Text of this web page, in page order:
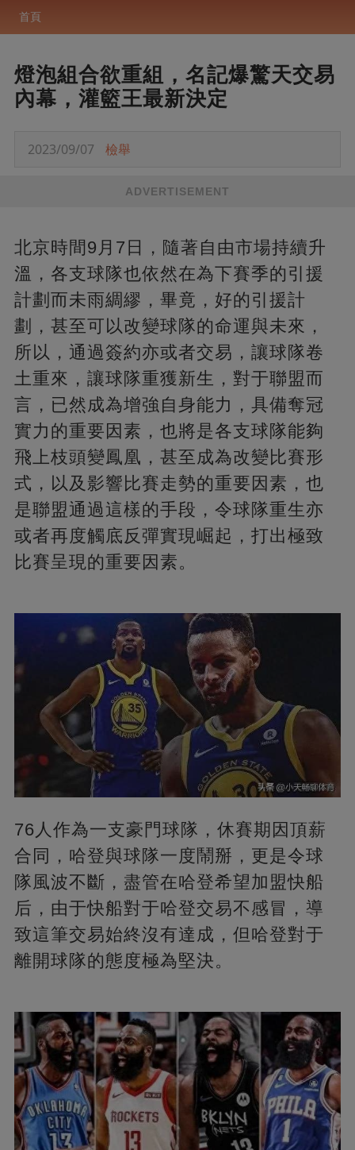
首頁
燈泡組合欲重組，名記爆驚天交易
內幕，灌籃王最新決定
2023/09/07 檢舉
ADVERTISEMENT
北京時間9月7日，隨著自由市場持續升
溫，各支球隊也依然在為下賽季的引援
計劃而未雨綢繆，畢竟，好的引援計
劃，甚至可以改變球隊的命運與未來，
所以，通過簽約亦或者交易，讓球隊卷
土重來，讓球隊重獲新生，對于聯盟而
言，已然成為增強自身能力，具備奪冠
實力的重要因素，也將是各支球隊能夠
飛上枝頭變鳳凰，甚至成為改變比賽形
式，以及影響比賽走勢的重要因素，也
是聯盟通過這樣的手段，令球隊重生亦
或者再度觸底反彈實現崛起，打出極致
比賽呈現的重要因素。
76人作為一支豪門球隊，休賽期因頂薪
合同，哈登與球隊一度鬧掰，更是令球
隊風波不斷，盡管在哈登希望加盟快船
后，由于快船對于哈登交易不感冒，導
致這筆交易始終沒有達成，但哈登對于
離開球隊的態度極為堅決。